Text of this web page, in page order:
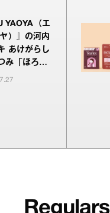
YAOYA（エ
）』の河内
あけがらし
み「ほろ酔
」
Regulars